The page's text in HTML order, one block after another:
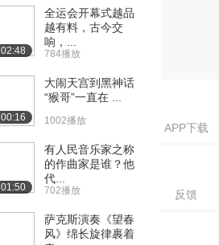
APP下载
反馈
02:48
全运会开幕式越品
越有料，古今交
响，...
784播放
00:16
大闹天宫到黑神话
“猴哥”一直在 ...
1002播放
01:50
有人民音乐家之称
的作曲家是谁？他
代...
702播放
萨克斯演奏《望春
风》绵长旋律裹着